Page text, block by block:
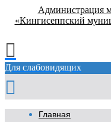
Администрация
«Кингисеппский
Для слабовидящих
Главная